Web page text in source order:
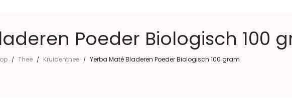
Poeder Biologisch 100
/ Thee / Kruidenthee / Yerba Maté Bladeren Poeder Biologisch 100 gram